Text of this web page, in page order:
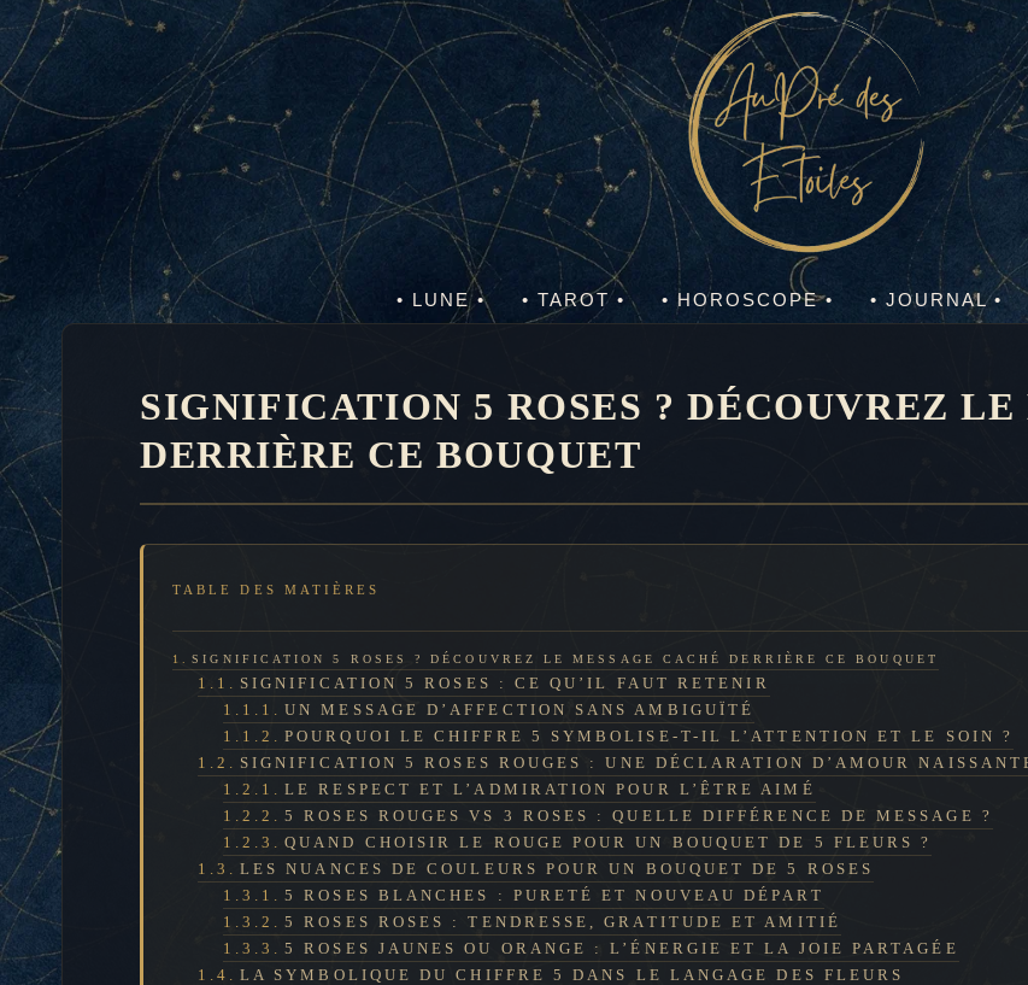
Aller
au
contenu
• LUNE • • TAROT • • HOROSCOPE • • JOURNAL •
SIGNIFICATION 5 ROSES ? DÉCOUVREZ LE
DERRIÈRE CE BOUQUET
TABLE DES MATIÈRES
SIGNIFICATION 5 ROSES ? DÉCOUVREZ LE MESSAGE CACHÉ DERRIÈRE CE BOUQUET
SIGNIFICATION 5 ROSES : CE QU’IL FAUT RETENIR
UN MESSAGE D’AFFECTION SANS AMBIGUÏTÉ
POURQUOI LE CHIFFRE 5 SYMBOLISE-T-IL L’ATTENTION ET LE SOIN ?
SIGNIFICATION 5 ROSES ROUGES : UNE DÉCLARATION D’AMOUR
LE RESPECT ET L’ADMIRATION POUR L’ÊTRE AIMÉ
5 ROSES ROUGES VS 3 ROSES : QUELLE DIFFÉRENCE DE MESSAGE ?
QUAND CHOISIR LE ROUGE POUR UN BOUQUET DE 5 FLEURS ?
LES NUANCES DE COULEURS POUR UN BOUQUET DE 5 ROSES
5 ROSES BLANCHES : PURETÉ ET NOUVEAU DÉPART
5 ROSES ROSES : TENDRESSE, GRATITUDE ET AMITIÉ
5 ROSES JAUNES OU ORANGE : L’ÉNERGIE ET LA JOIE PARTAGÉE
LA SYMBOLIQUE DU CHIFFRE 5 DANS LE LANGAGE DES FLEURS